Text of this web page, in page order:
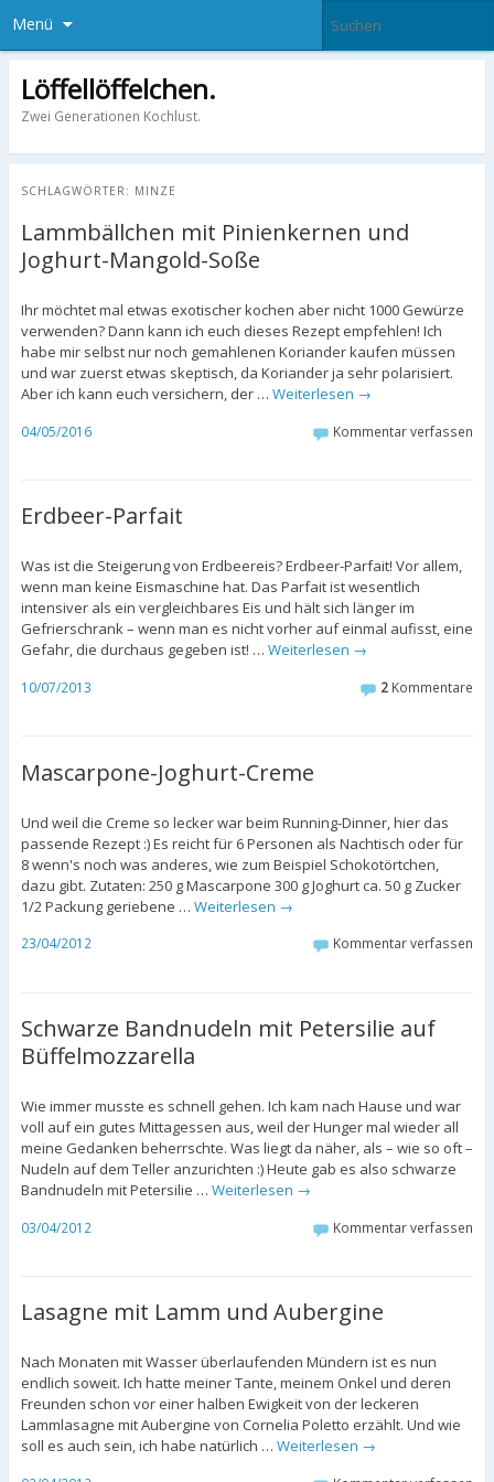
Menü
Löffellöffelchen.
Zwei Generationen Kochlust.
SCHLAGWÖRTER: MINZE
Lammbällchen mit Pinienkernen und
Joghurt-Mangold-Soße
Ihr möchtet mal etwas exotischer kochen aber nicht 1000 Gewürze
verwenden? Dann kann ich euch dieses Rezept empfehlen! Ich
habe mir selbst nur noch gemahlenen Koriander kaufen müssen
und war zuerst etwas skeptisch, da Koriander ja sehr polarisiert.
Aber ich kann euch versichern, der … Weiterlesen →
04/05/2016 Kommentar verfassen
Erdbeer-Parfait
Was ist die Steigerung von Erdbeereis? Erdbeer-Parfait! Vor allem,
wenn man keine Eismaschine hat. Das Parfait ist wesentlich
intensiver als ein vergleichbares Eis und hält sich länger im
Gefrierschrank – wenn man es nicht vorher auf einmal aufisst, eine
Gefahr, die durchaus gegeben ist! … Weiterlesen →
10/07/2013 2 Kommentare
Mascarpone-Joghurt-Creme
Und weil die Creme so lecker war beim Running-Dinner, hier das
passende Rezept :) Es reicht für 6 Personen als Nachtisch oder für
8 wenn's noch was anderes, wie zum Beispiel Schokotörtchen,
dazu gibt. Zutaten: 250 g Mascarpone 300 g Joghurt ca. 50 g Zucker
1/2 Packung geriebene … Weiterlesen →
23/04/2012 Kommentar verfassen
Schwarze Bandnudeln mit Petersilie auf
Büffelmozzarella
Wie immer musste es schnell gehen. Ich kam nach Hause und war
voll auf ein gutes Mittagessen aus, weil der Hunger mal wieder all
meine Gedanken beherrschte. Was liegt da näher, als – wie so oft –
Nudeln auf dem Teller anzurichten :) Heute gab es also schwarze
Bandnudeln mit Petersilie … Weiterlesen →
03/04/2012 Kommentar verfassen
Lasagne mit Lamm und Aubergine
Nach Monaten mit Wasser überlaufenden Mündern ist es nun
endlich soweit. Ich hatte meiner Tante, meinem Onkel und deren
Freunden schon vor einer halben Ewigkeit von der leckeren
Lammlasagne mit Aubergine von Cornelia Poletto erzählt. Und wie
soll es auch sein, ich habe natürlich … Weiterlesen →